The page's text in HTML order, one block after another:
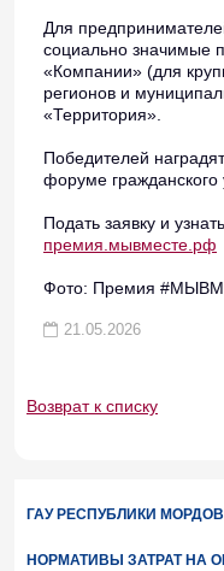
ГАУ РЕСПУБЛИКИ
НОРМАТИВЫ ЗАТРАТ НА
Для
социально значимые
«Компании» (для
регионов и
«Территория».
Победителей
форуме
Подать заявку и
премия.мывместе.рф
Фото: Премия
21.05.2026
Возврат к списку